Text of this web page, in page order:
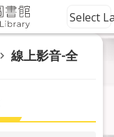
Select
線上影音-全